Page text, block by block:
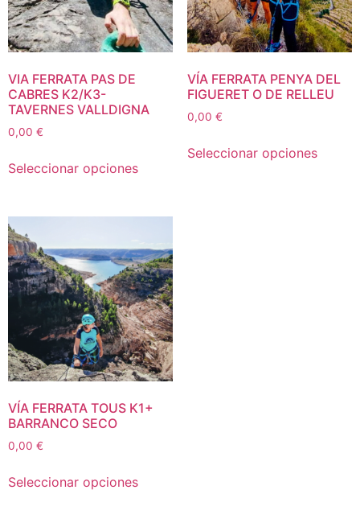
VIA FERRATA PAS DE
CABRES K2/K3-
TAVERNES VALLDIGNA
0,00 €
Seleccionar opciones
VÍA FERRATA PENYA DEL
FIGUERET O DE RELLEU
0,00 €
Seleccionar opciones
VÍA FERRATA TOUS K1+
BARRANCO SECO
0,00 €
Seleccionar opciones